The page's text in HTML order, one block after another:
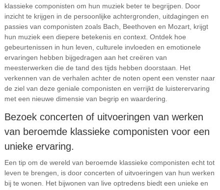
klassieke componisten om hun muziek beter te begrijpen. Door
inzicht te krijgen in de persoonlijke achtergronden, uitdagingen en
passies van componisten zoals Bach, Beethoven en Mozart, krijgt
hun muziek een diepere betekenis en context. Ontdek hoe
gebeurtenissen in hun leven, culturele invloeden en emotionele
ervaringen hebben bijgedragen aan het creëren van
meesterwerken die de tand des tijds hebben doorstaan. Het
verkennen van de verhalen achter de noten opent een venster naar
de ziel van deze geniale componisten en verrijkt de luisterervaring
met een nieuwe dimensie van begrip en waardering.
Bezoek concerten of uitvoeringen van werken
van beroemde klassieke componisten voor een
unieke ervaring.
Een tip om de wereld van beroemde klassieke componisten echt tot
leven te brengen, is door concerten of uitvoeringen van hun werken
bij te wonen. Het bijwonen van live optredens biedt een unieke en